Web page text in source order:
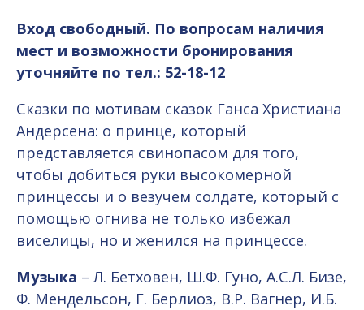
Вход свободный. По вопросам наличия
мест и возможности бронирования
уточняйте по тел.: 52-18-12
Сказки по мотивам сказок Ганса Христиана
Андерсена: о принце, который
представляется свинопасом для того,
чтобы добиться руки высокомерной
принцессы и о везучем солдате, который с
помощью огнива не только избежал
виселицы, но и женился на принцессе.
Музыка – Л. Бетховен, Ш.Ф. Гуно, А.С.Л. Бизе,
Ф. Мендельсон, Г. Берлиоз, В.Р. Вагнер, И.Б.